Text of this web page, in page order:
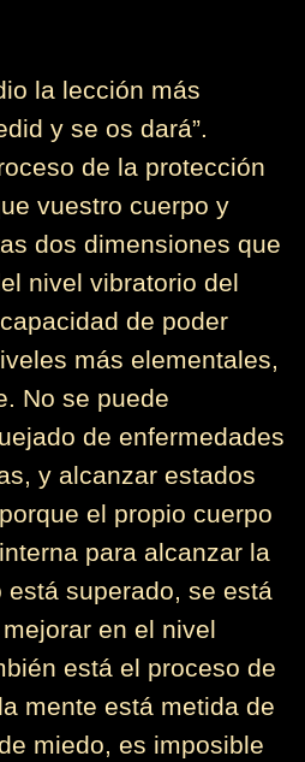
la lección más
y se os dará”.
de la protección
vuestro cuerpo y
dos dimensiones que
nivel vibratorio del
de poder
más elementales,
No se puede
de enfermedades
y alcanzar estados
el propio cuerpo
para alcanzar la
superado, se está
en el nivel
está el proceso de
mente está metida de
miedo, es imposible